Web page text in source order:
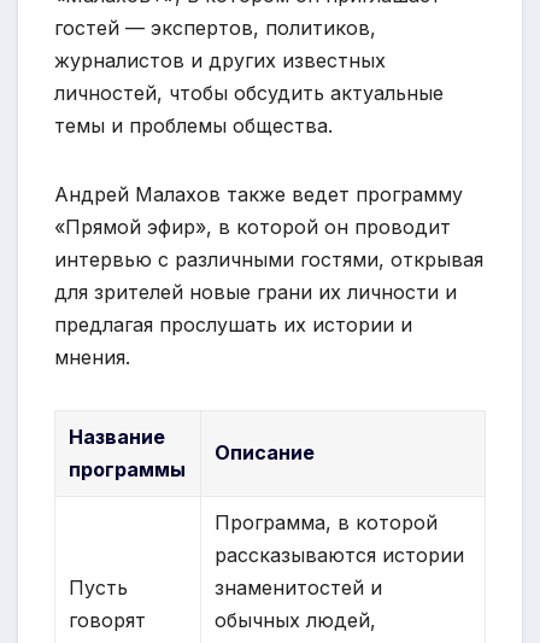
гостей — экспертов, политиков,
журналистов и других известных
личностей, чтобы обсудить актуальные
темы и проблемы общества.
Андрей Малахов также ведет программу
«Прямой эфир», в которой он проводит
интервью с различными гостями, открывая
для зрителей новые грани их личности и
предлагая прослушать их истории и
мнения.
Название
программы
Описание
Пусть
говорят
Программа, в которой
рассказываются истории
знаменитостей и
обычных людей,